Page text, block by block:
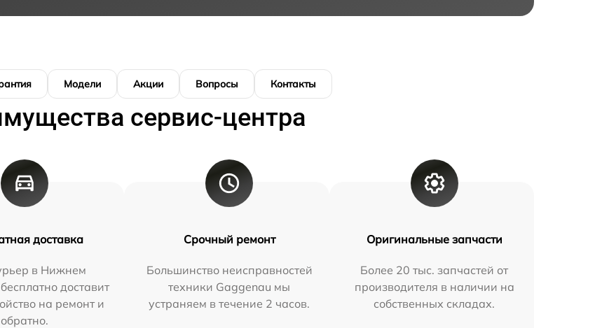
Модели Акции Вопросы Контакты
сервис-центра
доставка
в Нижнем
доставит
на ремонт и
обратно.
Срочный ремонт
Большинство неисправностей
техники Gaggenau мы
устраняем в течение 2 часов.
Оригинальные запчасти
Более 20 тыс. запчастей от
производителя в наличии на
собственных складах.